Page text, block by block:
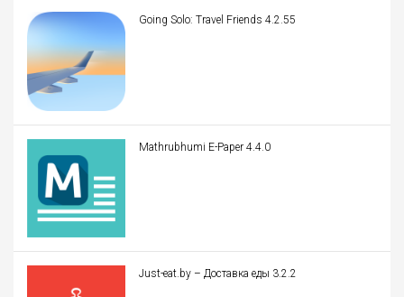
Going Solo: Travel Friends 4.2.55
Mathrubhumi E-Paper 4.4.0
Just-eat.by – Доставка еды 3.2.2